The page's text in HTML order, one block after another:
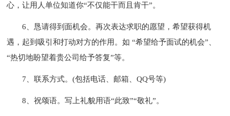
心，让用人单位知道你“不仅能干而且肯干”。
6、恳请得到面机会。再次表达求职的愿望，希望获得机
遇，起到吸引和打动对方的作用。如 “希望给予面试的机会”、
“热切地盼望着贵公司给予答复”等。
7、联系方式。(包括电话、邮箱、QQ号等)
8、祝颂语。写上礼貌用语“此致”“敬礼”。